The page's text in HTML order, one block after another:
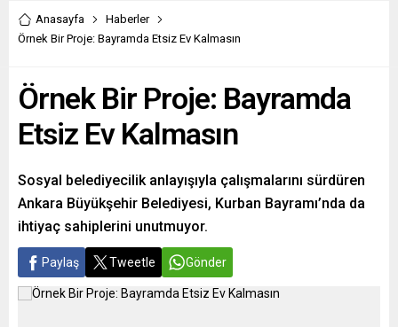
Anasayfa
Haberler
Örnek Bir Proje: Bayramda Etsiz Ev Kalmasın
Örnek Bir Proje: Bayramda
Etsiz Ev Kalmasın
Sosyal belediyecilik anlayışıyla çalışmalarını sürdüren
Ankara Büyükşehir Belediyesi, Kurban Bayramı’nda da
ihtiyaç sahiplerini unutmuyor.
Paylaş Tweetle Gönder